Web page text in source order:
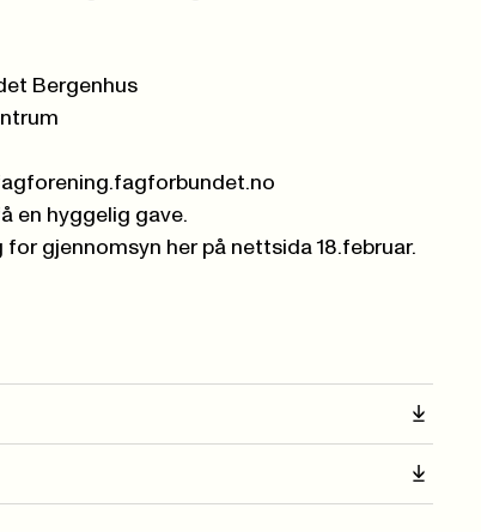
Bergenhus
en hyggelig gave.
gjennomsyn her på nettsida 18.februar.